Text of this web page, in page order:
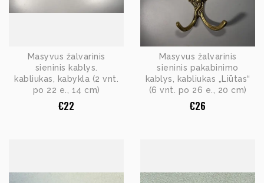
Masyvus žalvarinis
sieninis kablys.
kabliukas, kabykla (2 vnt.
po 22 e., 14 cm)
€22
Masyvus žalvarinis
sieninis pakabinimo
kablys, kabliukas „Liūtas“
(6 vnt. po 26 e., 20 cm)
€26